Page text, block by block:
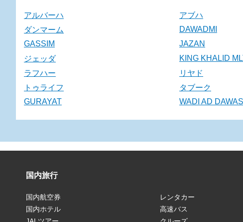
アルバーハ アブハ
ダンマーム
DAWADMI
GASSIM
JAZAN
ジェッダ
KING KHALID
ラフハー
リヤド
トゥライフ
タブーク
GURAYAT
WADI AD
国内旅行
国内航空券
国内ホテル
レンタカー
高速バス